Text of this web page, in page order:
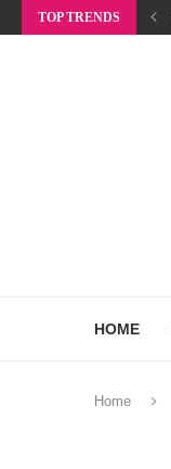
TOP TRENDS
HOME
Home